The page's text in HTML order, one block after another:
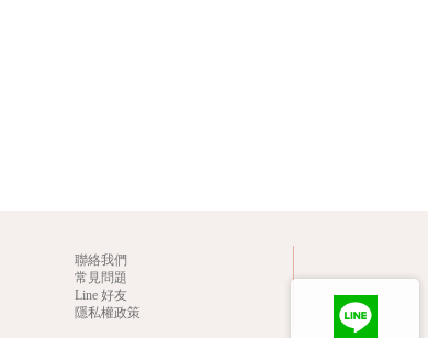
聯絡我們
常見問題
Line 好友
隱私權政策